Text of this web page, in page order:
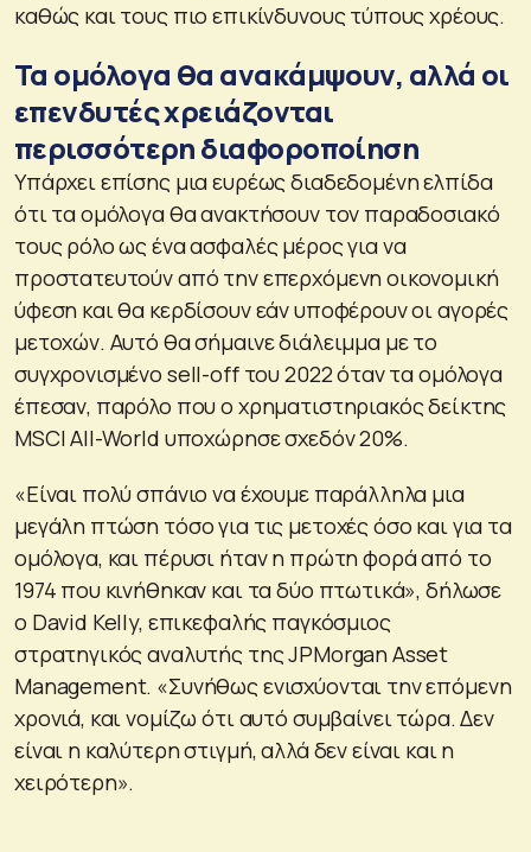
καθώς και τους πιο επικίνδυνους τύπους χρέους.
Τα ομόλογα θα ανακάμψουν, αλλά οι
επενδυτές χρειάζονται
περισσότερη διαφοροποίηση
Υπάρχει επίσης μια ευρέως διαδεδομένη ελπίδα
ότι τα ομόλογα θα ανακτήσουν τον παραδοσιακό
τους ρόλο ως ένα ασφαλές μέρος για να
προστατευτούν από την επερχόμενη οικονομική
ύφεση και θα κερδίσουν εάν υποφέρουν οι αγορές
μετοχών. Αυτό θα σήμαινε διάλειμμα με το
συγχρονισμένο sell-off του 2022 όταν τα ομόλογα
έπεσαν, παρόλο που ο χρηματιστηριακός δείκτης
MSCI All-World υποχώρησε σχεδόν 20%.
«Είναι πολύ σπάνιο να έχουμε παράλληλα μια
μεγάλη πτώση τόσο για τις μετοχές όσο και για τα
ομόλογα, και πέρυσι ήταν η πρώτη φορά από το
1974 που κινήθηκαν και τα δύο πτωτικά», δήλωσε
ο David Kelly, επικεφαλής παγκόσμιος
στρατηγικός αναλυτής της JPMorgan Asset
Management. «Συνήθως ενισχύονται την επόμενη
χρονιά, και νομίζω ότι αυτό συμβαίνει τώρα. Δεν
είναι η καλύτερη στιγμή, αλλά δεν είναι και η
χειρότερη».